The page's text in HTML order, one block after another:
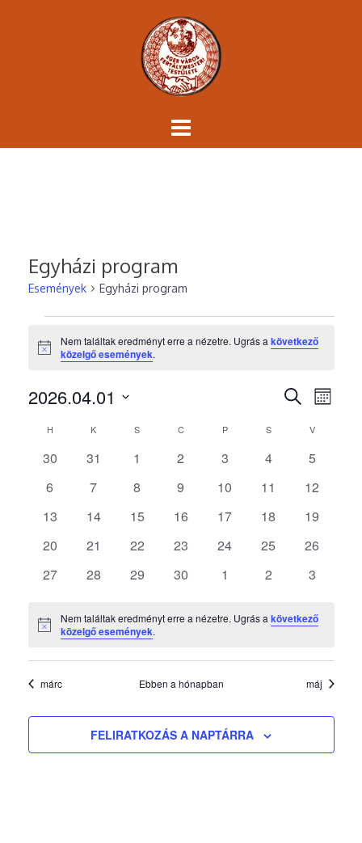
Egyházi program
Események Egyházi program
Notice
Nem találtak eredményt erre a nézetre. Ugrás a következő
közelgő események.
nézet
KERESETT
HÓNAP
2026.04.01
Események
naptár
H K S C CSÜTÖRTÖK
PPÉNTEK SSZOMBATVVASÁRNAP
0
30
0
31
0
1
0
2
0
3
0
4
0
5
0
6
0
7
0
8
0
9
0
10
0
11
0
12
0
13
0
14
0
15
0
16
0
17
0
18
0
19
0
20
0
21
0
22
0
23
0
24
0
25
0
26
0
27
0
28
0
29
0
30
0
1
0
2
0
3
Notice
Nem találtak eredményt erre a nézetre. Ugrás a következő
közelgő események.
márc Ebben a hónapban máj
FELIRATKOZÁS A NAPTÁRRA